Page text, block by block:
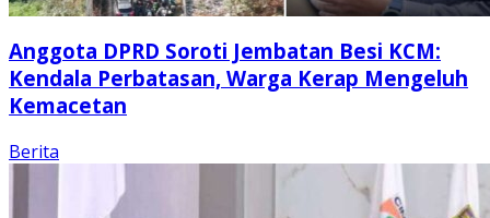
Anggota DPRD Soroti Jembatan Besi KCM:
Kendala Perbatasan, Warga Kerap Mengeluh
Kemacetan
Berita